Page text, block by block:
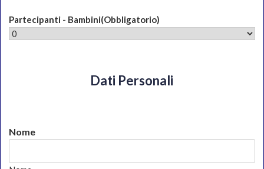
Partecipanti - Bambini(Obbligatorio)
Dati Personali
Nome